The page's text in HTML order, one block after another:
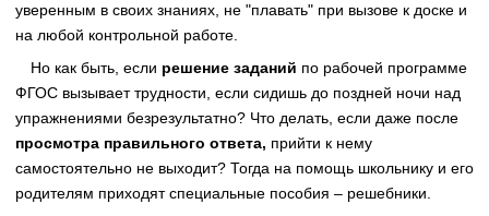
уверенным в своих знаниях, не "плавать" при вызове к доске и
на любой контрольной работе.
Но как быть, если решение заданий по рабочей программе
ФГОС вызывает трудности, если сидишь до поздней ночи над
упражнениями безрезультатно? Что делать, если даже после
просмотра правильного ответа, прийти к нему
самостоятельно не выходит? Тогда на помощь школьнику и его
родителям приходят специальные пособия – решебники.